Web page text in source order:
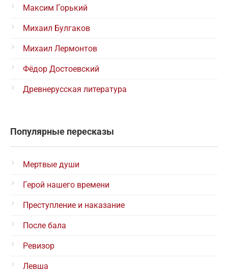
Максим Горький
Михаил Булгаков
Михаил Лермонтов
Фёдор Достоевский
Древнерусская литература
Популярные пересказы
Мертвые души
Герой нашего времени
Преступление и наказание
После бала
Ревизор
Левша